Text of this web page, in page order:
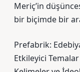
Meriç’in
bir biçimde bir
Prefabrik:
Etkileyici Temalar